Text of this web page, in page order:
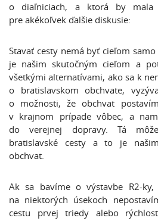
o diaľniciach, a ktorá by mala
pre akékoľvek ďalšie diskusie:
Stavať cesty nemá byť cieľom
je našim skutočným cieľom a
všetkými alternatívami, ako sa k
o bratislavskom obchvate,
o možnosti, že obchvat
v krajnom prípade vôbec, a
do verejnej dopravy. Tá
bratislavské cesty a to je
obchvat.
Ak sa bavíme o výstavbe R2-
na niektorých úsekoch
cestu prvej triedy alebo